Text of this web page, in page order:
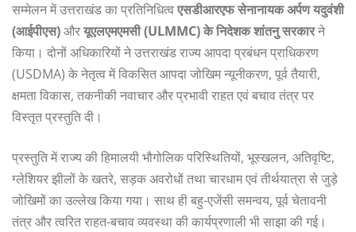
सम्मेलन में उत्तराखंड का प्रतिनिधित्वएसडीआरएफ सेनानायक अर्पण यदुवंशी
(आईपीएस)औरयूएलएमएमसी (ULMMC) के निदेशक शांतनु सरकारने
किया। दोनों अधिकारियों ने उत्तराखंड राज्य आपदा प्रबंधन प्राधिकरण
(USDMA) के नेतृत्व में विकसित आपदा जोखिम न्यूनीकरण, पूर्व तैयारी,
क्षमता विकास, तकनीकी नवाचार और प्रभावी राहत एवं बचाव तंत्र पर
विस्तृत प्रस्तुति दी।
प्रस्तुति में राज्य की हिमालयी भौगोलिक परिस्थितियों, भूस्खलन, अतिवृष्टि,
ग्लेशियर झीलों के खतरे, सड़क अवरोधों तथा चारधाम एवं तीर्थयात्रा से जुड़े
जोखिमों का उल्लेख किया गया। साथ ही बहु-एजेंसी समन्वय, पूर्व चेतावनी
तंत्र और त्वरित राहत-बचाव व्यवस्था की कार्यप्रणाली भी साझा की गई।